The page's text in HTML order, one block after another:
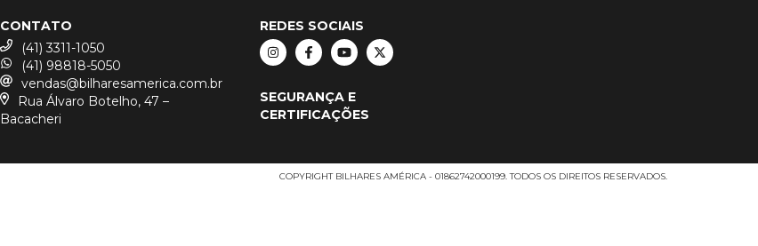
CONTATO
(41) 3311-1050
(41) 98818-5050
vendas@bilharesamerica.com.br
Rua Álvaro Botelho, 47 –
Bacacheri
REDES SOCIAIS
SEGURANÇA E
CERTIFICAÇÕES
COPYRIGHT BILHARES AMÉRICA - 01862742000199. TODOS OS DIREITOS RESERVADOS.